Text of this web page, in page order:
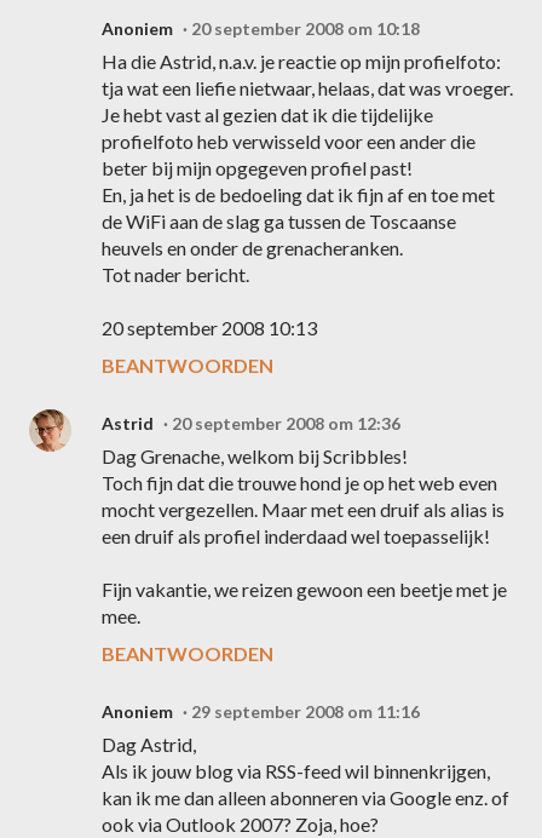
Anoniem 20 september 2008 om 10:18
Ha die Astrid, n.a.v. je reactie op mijn profielfoto:
tja wat een liefie nietwaar, helaas, dat was vroeger.
Je hebt vast al gezien dat ik die tijdelijke
profielfoto heb verwisseld voor een ander die
beter bij mijn opgegeven profiel past!
En, ja het is de bedoeling dat ik fijn af en toe met
de WiFi aan de slag ga tussen de Toscaanse
heuvels en onder de grenacheranken.
Tot nader bericht.
20 september 2008 10:13
BEANTWOORDEN
Astrid 20 september 2008 om 12:36
Dag Grenache, welkom bij Scribbles!
Toch fijn dat die trouwe hond je op het web even
mocht vergezellen. Maar met een druif als alias is
een druif als profiel inderdaad wel toepasselijk!
Fijn vakantie, we reizen gewoon een beetje met je
mee.
BEANTWOORDEN
Anoniem 29 september 2008 om 11:16
Dag Astrid,
Als ik jouw blog via RSS-feed wil binnenkrijgen,
kan ik me dan alleen abonneren via Google enz. of
ook via Outlook 2007? Zoja, hoe?